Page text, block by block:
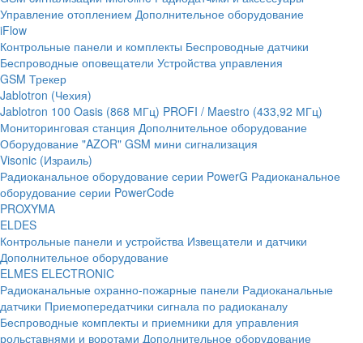
Управление отоплением Дополнительное оборудование
iFlow
Контрольные панели и комплекты Беспроводные датчики
Беспроводные оповещатели Устройства управления
GSM Трекер
Jablotron (Чехия)
Jablotron 100 Oasis (868 МГц) PROFI / Maestro (433,92 МГц)
Мониторинговая станция Дополнительное оборудование
Оборудование "AZOR" GSM мини сигнализация
Visonic (Израиль)
Радиоканальное оборудование серии PowerG Радиоканальное
оборудование серии PowerCode
PROXYMA
ELDES
Контрольные панели и устройства Извещатели и датчики
Дополнительное оборудование
ELMES ELECTRONIC
Радиоканальные охранно-пожарные панели Радиоканальные
датчики Приемопередатчики сигнала по радиоканалу
Беспроводные комплекты и приемники для управления
рольставнями и воротами Дополнительное оборудование